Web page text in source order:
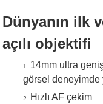
Dünyanın ilk
açılı objektifi
14mm ultra
görsel
Hızlı AF çekim